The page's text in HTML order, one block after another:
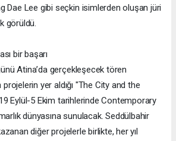
Dae Lee gibi seçkin isimlerden oluşan jüri
görüldü.
bir başarı
Atina’da gerçekleşecek tören
yer aldığı "The City and the
Eylül-5 Ekim tarihlerinde Contemporary
dünyasına sunulacak. Seddülbahir
diğer projelerle birlikte, her yıl